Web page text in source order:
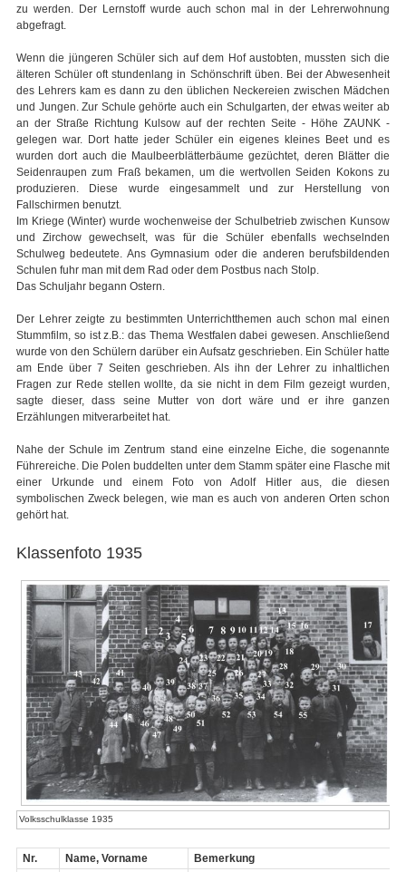
zu werden. Der Lernstoff wurde auch schon mal in der Lehrerwohnung
abgefragt.
Wenn die jüngeren Schüler sich auf dem Hof austobten, mussten sich die
älteren Schüler oft stundenlang in Schönschrift üben. Bei der Abwesenheit
des Lehrers kam es dann zu den üblichen Neckereien zwischen Mädchen
und Jungen. Zur Schule gehörte auch ein Schulgarten, der etwas weiter ab
an der Straße Richtung Kulsow auf der rechten Seite - Höhe ZAUNK -
gelegen war. Dort hatte jeder Schüler ein eigenes kleines Beet und es
wurden dort auch die Maulbeerblätterbäume gezüchtet, deren Blätter die
Seidenraupen zum Fraß bekamen, um die wertvollen Seiden Kokons zu
produzieren. Diese wurde eingesammelt und zur Herstellung von
Fallschirmen benutzt.
Im Kriege (Winter) wurde wochenweise der Schulbetrieb zwischen Kunsow
und Zirchow gewechselt, was für die Schüler ebenfalls wechselnden
Schulweg bedeutete. Ans Gymnasium oder die anderen berufsbildenden
Schulen fuhr man mit dem Rad oder dem Postbus nach Stolp.
Das Schuljahr begann Ostern.
Der Lehrer zeigte zu bestimmten Unterrichtthemen auch schon mal einen
Stummfilm, so ist z.B.: das Thema Westfalen dabei gewesen. Anschließend
wurde von den Schülern darüber ein Aufsatz geschrieben. Ein Schüler hatte
am Ende über 7 Seiten geschrieben. Als ihn der Lehrer zu inhaltlichen
Fragen zur Rede stellen wollte, da sie nicht in dem Film gezeigt wurden,
sagte dieser, dass seine Mutter von dort wäre und er ihre ganzen
Erzählungen mitverarbeitet hat.
Nahe der Schule im Zentrum stand eine einzelne Eiche, die sogenannte
Führereiche. Die Polen buddelten unter dem Stamm später eine Flasche mit
einer Urkunde und einem Foto von Adolf Hitler aus, die diesen
symbolischen Zweck belegen, wie man es auch von anderen Orten schon
gehört hat.
Klassenfoto 1935
Volksschulklasse 1935
Nr. Name, Vorname
Bemerkung